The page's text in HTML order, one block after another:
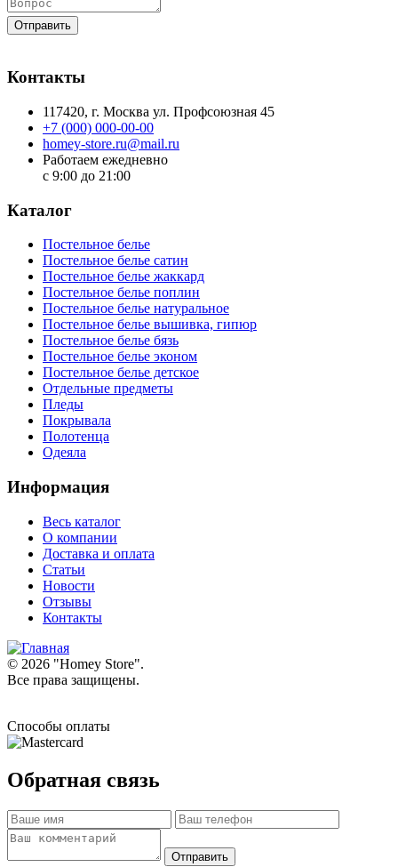
Отправить
Контакты
117420, г. Москва ул. Профсоюзная 45
+7 (000) 000-00-00
homey-store.ru@mail.ru
Работаем ежедневно
с 9:00 до 21:00
Каталог
Постельное белье
Постельное белье сатин
Постельное белье жаккард
Постельное белье поплин
Постельное белье натуральное
Постельное белье вышивка, гипюр
Постельное белье бязь
Постельное белье эконом
Постельное белье детское
Отдельные предметы
Пледы
Покрывала
Полотенца
Одеяла
Информация
Весь каталог
О компании
Доставка и оплата
Статьи
Новости
Отзывы
Контакты
© 2026 "Homey Store".
Все права защищены.
Способы оплаты
Обратная связь